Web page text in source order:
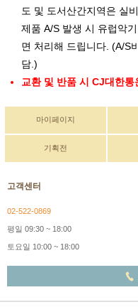
도 및 도서산간지역은 실
제품 A/S 발생 시 유럽악
면 처리해 드립니다. (A/S
담.)
교환 및 반품 시 CJ대한통
마이페이지
기획전
고객센터
02-522-0869
평일 09:30 ~ 18:00
토요일 10:00 ~ 18:00